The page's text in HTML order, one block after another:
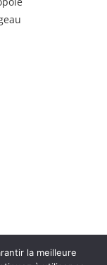
la meilleure